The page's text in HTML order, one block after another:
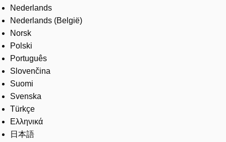
Nederlands
Nederlands (België)
Norsk
Polski
Português
Slovenčina
Suomi
Svenska
Türkçe
Ελληνικά
日本語